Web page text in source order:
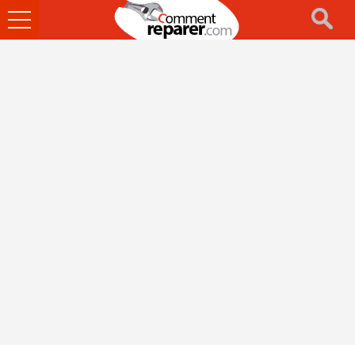
Ouvrir
le